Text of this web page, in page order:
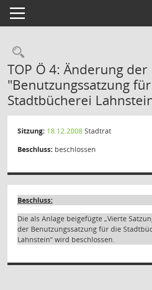
Toggle navigation
Rechercheauswahl
TOP Ö 4: Änderung der
"Benutzungssatzung
Stadtbücherei
Sitzung: 18.12.2008 Stadtrat
Beschluss: beschlossen
Beschluss:
Die als Anlage beigefügte „Vierte
der Benutzungssatzung für die
Lahnstein“ wird beschlossen.